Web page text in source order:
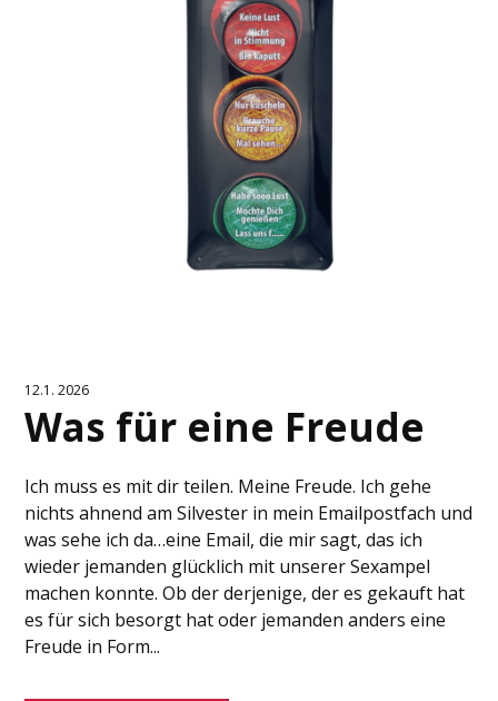
12.1. 2026
Was für eine Freude
Ich muss es mit dir teilen. Meine Freude. Ich gehe
nichts ahnend am Silvester in mein Emailpostfach und
was sehe ich da…eine Email, die mir sagt, das ich
wieder jemanden glücklich mit unserer Sexampel
machen konnte. Ob der derjenige, der es gekauft hat
es für sich besorgt hat oder jemanden anders eine
Freude in Form...